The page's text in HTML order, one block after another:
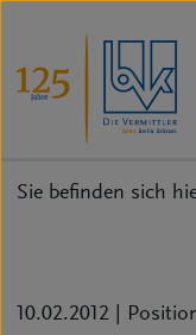
Sie befinden sich
10.02.2012 |